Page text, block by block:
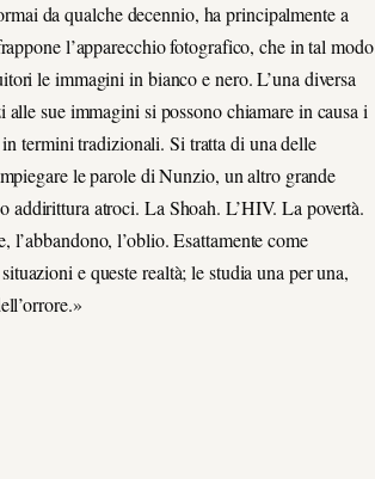
da qualche decennio, ha principalmente a
l’apparecchio fotografico, che in tal modo
le immagini in bianco e nero. L’una diversa
sue immagini si possono chiamare in causa i
termini tradizionali. Si tratta di una delle
le parole di Nunzio, un altro grande
addirittura atroci. La Shoah. L’HIV. La povertà.
l’oblio. Esattamente come
e queste realtà; le studia una per una,